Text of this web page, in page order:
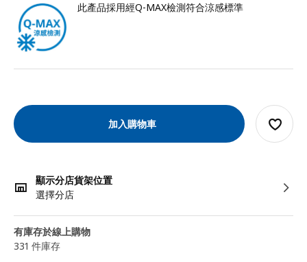
此產品採用經Q-MAX檢測符合涼感標準
加入購物車
顯示分店貨架位置
選擇分店
有庫存於線上購物
331 件庫存